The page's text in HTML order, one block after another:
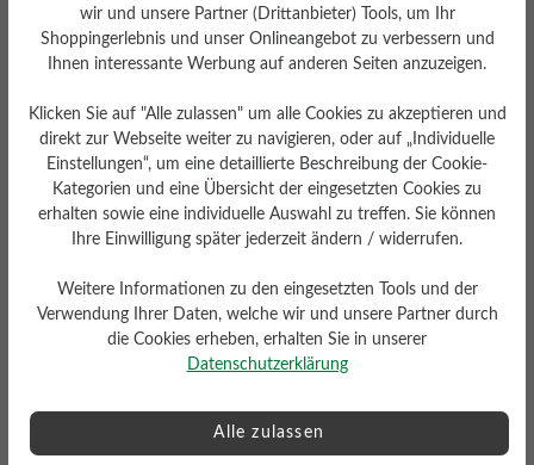
Sohlentyp
Bewertungen lesen
0 von 0 Bewertungen
Durchschnittliche Bewertung
wir und unsere Partner (Drittanbieter) Tools, um Ihr
Shoppingerlebnis und unser Onlineangebot zu verbessern und
Ihnen interessante Werbung auf anderen Seiten anzuzeigen.
Klicken Sie auf "Alle zulassen" um alle Cookies zu akzeptieren und
direkt zur Webseite weiter zu navigieren, oder auf „Individuelle
Einstellungen“, um eine detaillierte Beschreibung der Cookie-
Kategorien und eine Übersicht der eingesetzten Cookies zu
erhalten sowie eine individuelle Auswahl zu treffen. Sie können
Ihre Einwilligung später jederzeit ändern / widerrufen.
Weitere Informationen zu den eingesetzten Tools und der
Verwendung Ihrer Daten, welche wir und unsere Partner durch
die Cookies erheben, erhalten Sie in unserer
Datenschutzerklärung
Alle zulassen